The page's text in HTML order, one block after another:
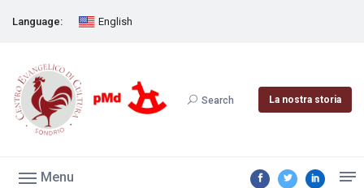
Language: English
Search La nostra storia
Menu